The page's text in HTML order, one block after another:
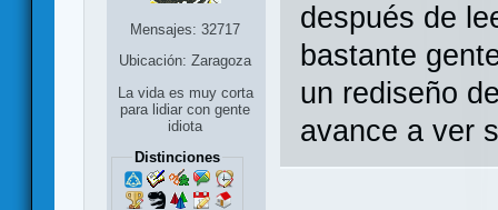
Mensajes: 32717
Ubicación: Zaragoza
La vida es muy corta
para lidiar con gente
idiota
Distinciones
después de
bastante
un rediseño
avance a ver